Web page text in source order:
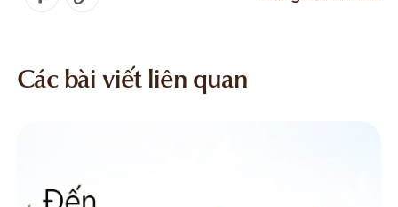
Các bài viết liên quan